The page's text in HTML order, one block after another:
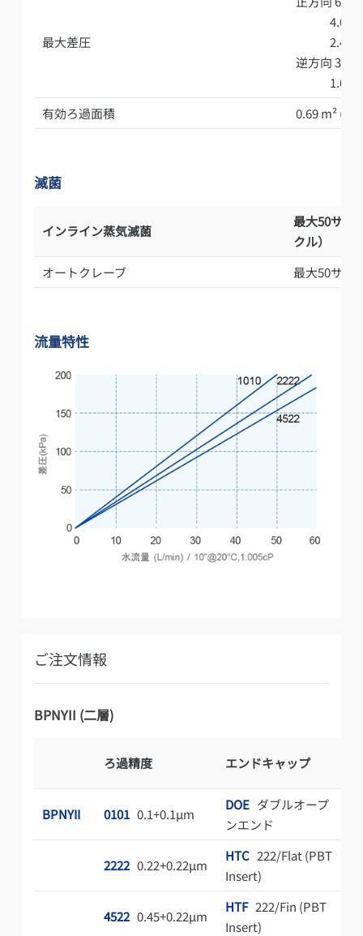
最大差圧
4.0 bar
2.4 bar
逆方向 3.0
1.0 bar
有効ろ過面積
0.69 m²
滅菌
インライン蒸気滅菌
最大50サイ
クル）
オートクレーブ
最大50サイ
流量特性
ご注文情報
BPNYII (二層)
ろ過精度 エンドキャップ
BPNYII 01010.1+0.1µm
DOEダブルオープ
ンエンド
22220.22+0.22µm
HTC222/Flat (PBT
Insert)
45220.45+0.22µm
HTF222/Fin (PBT
Insert)